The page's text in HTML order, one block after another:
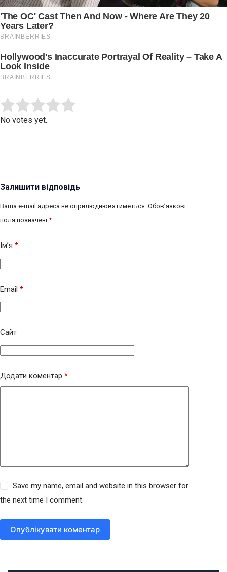
Rate this item:
No votes yet.
Залишити відповідь
Ваша e-mail адреса не оприлюднюватиметься. Обов’язкові
поля позначені *
Ім’я *
Email *
Сайт
Додати коментар *
Save my name, email and website in this browser for
the next time I comment.
Опублікувати коментар